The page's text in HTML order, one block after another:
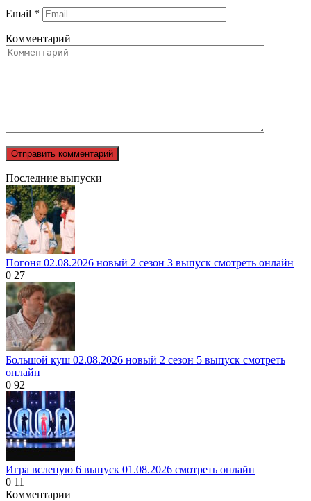
Email *
Комментарий
Последние выпуски
Погоня 02.08.2026 новый 2 сезон 3 выпуск смотреть онлайн
0 27
Большой куш 02.08.2026 новый 2 сезон 5 выпуск смотреть
онлайн
0 92
Игра вслепую 6 выпуск 01.08.2026 смотреть онлайн
0 11
Комментарии